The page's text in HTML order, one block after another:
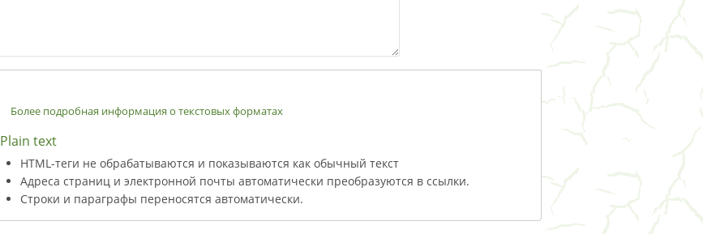
Более подробная информация о текстовых форматах
Plain text
HTML-теги не обрабатываются и показываются как обычный текст
Адреса страниц и электронной почты автоматически преобразуются в ссылки.
Строки и параграфы переносятся автоматически.